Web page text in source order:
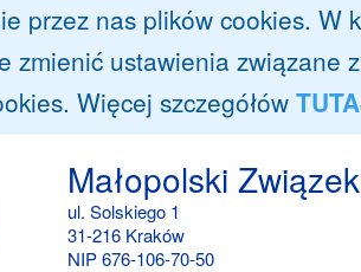
przez nas plików cookies. W
zmienić ustawienia związane
Więcej szczegółów
Małopolski
ul. Solskiego 1
31-216 Kraków
NIP 676-106-70-50